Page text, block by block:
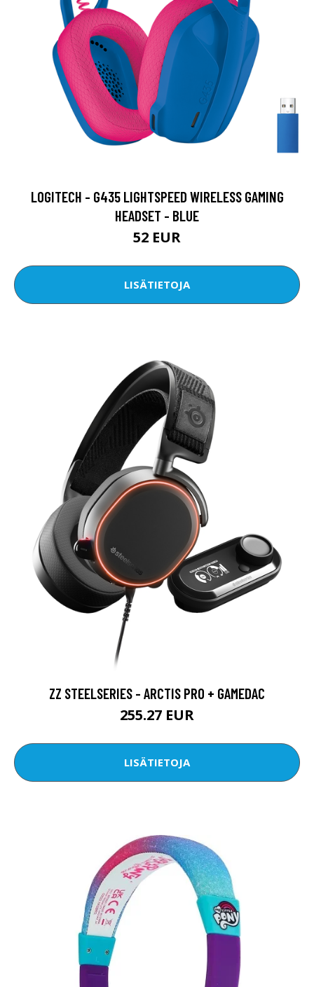
LOGITECH - G435 LIGHTSPEED WIRELESS GAMING
HEADSET - BLUE
52 EUR
LISÄTIETOJA
ZZ STEELSERIES - ARCTIS PRO + GAMEDAC
255.27 EUR
LISÄTIETOJA